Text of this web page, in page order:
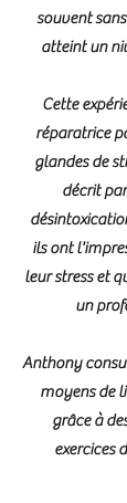
souvent
atteint un
Cette
réparatrice
glandes de
décrit
ils ont
leur stress et
un
Anthony
moyens de
grâce à
exercices